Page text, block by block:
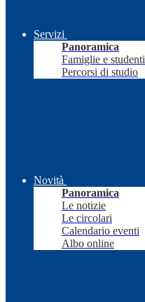
Servizi
Panoramica
Famiglie e studenti
Percorsi di studio
Novità
Panoramica
Le notizie
Le circolari
Calendario eventi
Albo online